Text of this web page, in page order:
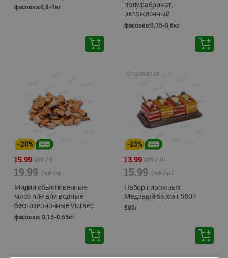
фасовка:0,8-1кг
полуфабрикат,
охлажденный
фасовка:0,15-0,6кг
-20%
15.99 руб./кг
19.99 руб./кг
Мидии обыкновенные
мясо п/м в/м водные
беспозвоночные Vici вес
фасовка: 0,15-0,65кг
🕘 12:00-21:00
-13%
13.99 руб./шт
15.99 руб./шт
Набор пирожных
Медовый бархат 580 г
580г